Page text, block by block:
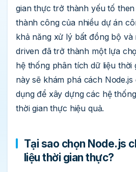
gian thực trở thành yếu tố
thành công của nhiều dự án
khả năng xử lý bất đồng bộ và
driven đã trở thành một lựa
hệ thống phân tích dữ liệu thời
này sẽ khám phá cách
dụng để xây dựng các hệ
thời gian thực hiệu quả.
Tại sao chọn Node.js
liệu thời gian thực?